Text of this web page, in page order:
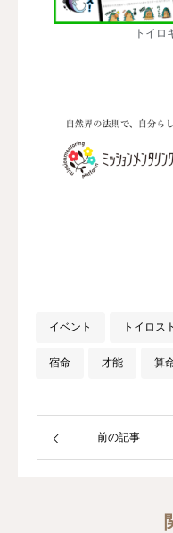
トイロ
イベント トイロス
宿命 才能 算
前の記事